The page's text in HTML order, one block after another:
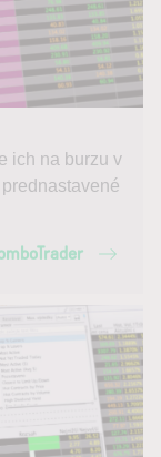
ich na burzu v